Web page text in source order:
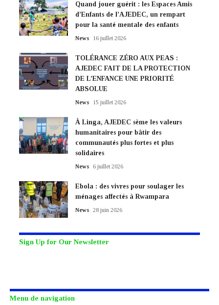
Quand jouer guérit : les Espaces Amis
d’Enfants de l’AJEDEC, un rempart
pour la santé mentale des enfants
News 16 juillet 2026
TOLÉRANCE ZÉRO AUX PEAS :
AJEDEC FAIT DE LA PROTECTION
DE L’ENFANCE UNE PRIORITÉ
ABSOLUE
News 15 juillet 2026
À Linga, AJEDEC sème les valeurs
humanitaires pour bâtir des
communautés plus fortes et plus
solidaires
News 6 juillet 2026
Ebola : des vivres pour soulager les
ménages affectés à Rwampara
News 28 juin 2026
Sign Up for Our Newsletter
Menu de navigation